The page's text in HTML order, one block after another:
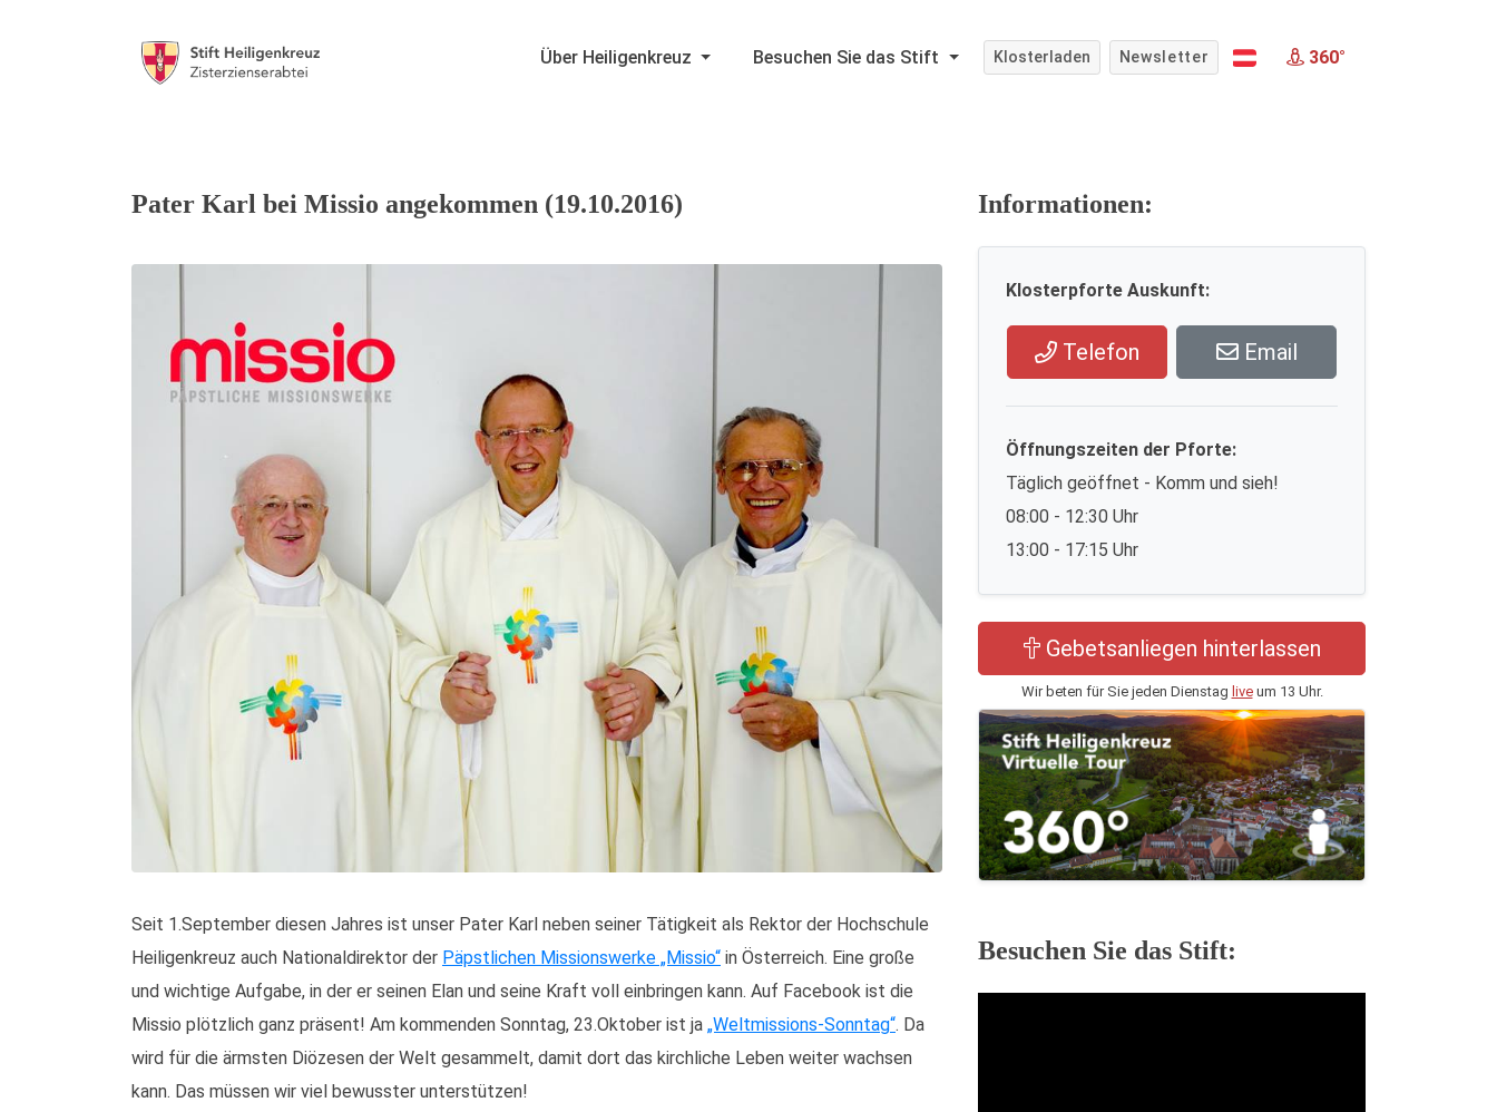
Über Heiligenkreuz Besuchen Sie das Stift Klosterladen Newsletter 360°
Pater Karl bei Missio angekommen (19.10.2016)
Seit 1.September diesen Jahres ist unser Pater Karl neben seiner Tätigkeit als Rektor der Hochschule
Heiligenkreuz auch Nationaldirektor der Päpstlichen Missionswerke „Missio“ in Österreich. Eine große
und wichtige Aufgabe, in der er seinen Elan und seine Kraft voll einbringen kann. Auf Facebook ist die
Missio plötzlich ganz präsent! Am kommenden Sonntag, 23.Oktober ist ja „Weltmissions-Sonntag“. Da
wird für die ärmsten Diözesen der Welt gesammelt, damit dort das kirchliche Leben weiter wachsen
kann. Das müssen wir viel bewusster unterstützen!
Informationen:
Klosterpforte Auskunft:
Telefon Email
Öffnungszeiten der Pforte:
Täglich geöffnet - Komm und sieh!
08:00 - 12:30 Uhr
13:00 - 17:15 Uhr
Gebetsanliegen hinterlassen
Wir beten für Sie jeden Dienstag liveum 13 Uhr.
Besuchen Sie das Stift: